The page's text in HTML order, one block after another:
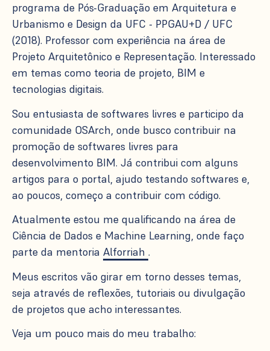
programa de Pós-Graduação em Arquitetura e
Urbanismo e Design da UFC - PPGAU+D / UFC
(2018). Professor com experiência na área de
Projeto Arquitetônico e Representação. Interessado
em temas como teoria de projeto, BIM e
tecnologias digitais.
Sou entusiasta de softwares livres e participo da
comunidade OSArch, onde busco contribuir na
promoção de softwares livres para
desenvolvimento BIM. Já contribui com alguns
artigos para o portal, ajudo testando softwares e,
ao poucos, começo a contribuir com código.
Atualmente estou me qualificando na área de
Ciência de Dados e Machine Learning, onde faço
parte da mentoria Alforriah .
Meus escritos vão girar em torno desses temas,
seja através de reflexões, tutoriais ou divulgação
de projetos que acho interessantes.
Veja um pouco mais do meu trabalho: